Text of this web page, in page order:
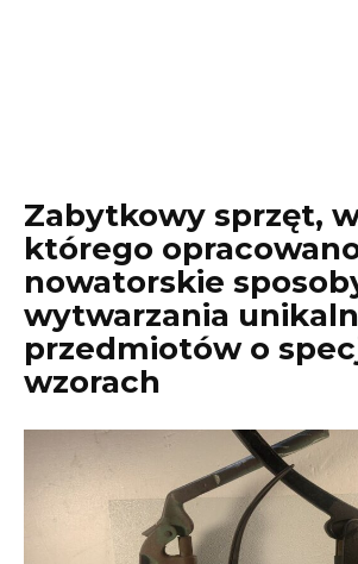
Zabytkowy sprzęt,
którego
nowatorskie
wytwarzania
przedmiotów o
wzorach